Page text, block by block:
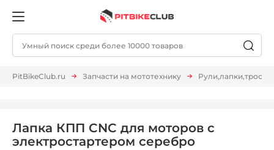
PitBikeClub.ru Запчасти на мототехнику Рули,лапки,тросы
Лапка КПП CNC для моторов с
электростартером серебро